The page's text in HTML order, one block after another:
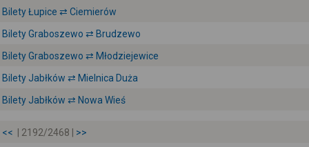
Bilety Łupice ⇄ Ciemierów
Bilety Graboszewo ⇄ Brudzewo
Bilety Graboszewo ⇄ Młodziejewice
Bilety Jabłków ⇄ Mielnica Duża
Bilety Jabłków ⇄ Nowa Wieś
<< | 2192/2468 | >>